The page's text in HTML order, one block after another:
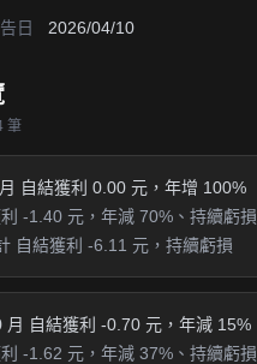
日 2026/04/10
筆
自結獲利 0.00 元，年增 100%
-1.40 元，年減 70%、持續虧損
自結獲利 -6.11 元，持續虧損
月 自結獲利 -0.70 元，年減 15%
-1.62 元，年減 37%、持續虧損